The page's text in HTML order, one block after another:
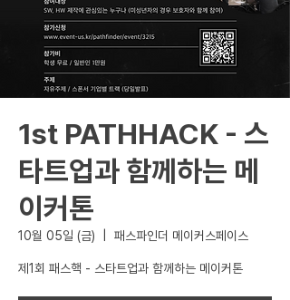
1st PATHHACK - 스
타트업과 함께하는 메
이커톤
10월 05일 (금) 패스파인더 메이커스페이스